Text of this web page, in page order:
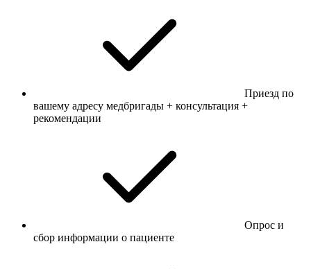
Приезд по
вашему адресу медбригады + консультация +
рекомендации
Опрос и
сбор информации о пациенте